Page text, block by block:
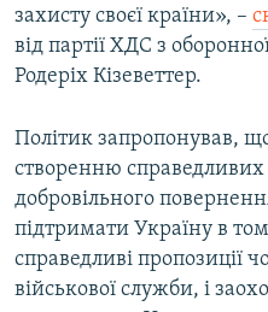
захисту своєї країни», –
від партії ХДС з
Родеріх Кізеветтер.
Політик запропонував,
створенню справедливих
добровільного
підтримати Україну в
справедливі пропозиції
військової служби, і